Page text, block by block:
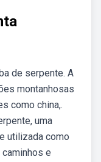
de serpente. A
montanhosas
como china,.
uma
utilizada como
e